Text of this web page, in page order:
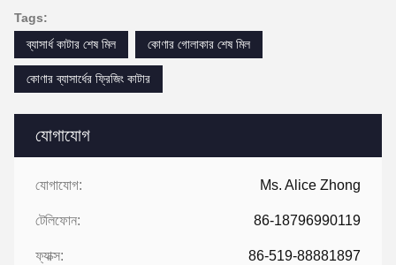
যোগাযোগ
যোগাযোগ: Ms. Alice Zhong
টেলিফোন: 86-18796990119
ফ্যাক্স: 86-519-88881897
Tags:
ব্যাসার্ধ কাটার শেষ মিল
কোণার গোলাকার শেষ মিল
কোণার ব্যাসার্ধের ফ্রিজিং কাটার